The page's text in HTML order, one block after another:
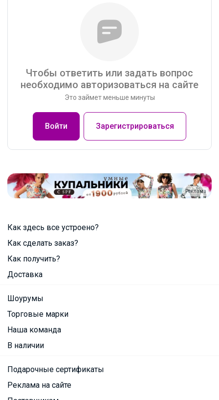
Чтобы ответить или задать вопрос
необходимо авторизоваться на сайте
Это займет меньше минуты
Войти Зарегистрироваться
Реклама
Как здесь все устроено?
Как сделать заказ?
Как получить?
Доставка
Шоурумы
Торговые марки
Наша команда
В наличии
Подарочные сертификаты
Реклама на сайте